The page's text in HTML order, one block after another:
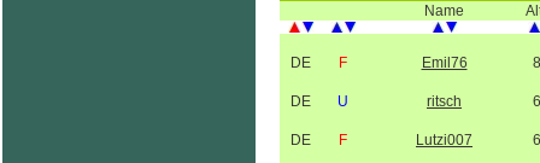
Name
DE F Emil76
DE U ritsch
DE F Lutzi007